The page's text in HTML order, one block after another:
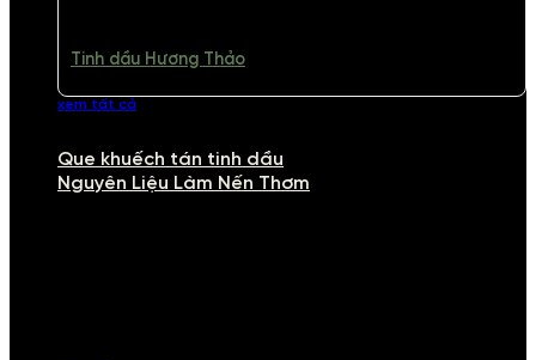
Tinh dầu Hương Thảo
xem tất cả
Que khuếch tán tinh dầu
Nguyên Liệu Làm Nến Thơm